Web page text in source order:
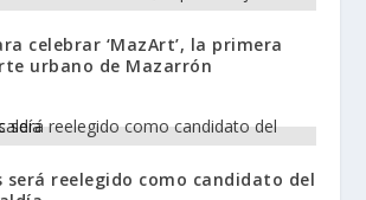
celebrar ‘MazArt’, la primera
urbano de Mazarrón
será reelegido como candidato del